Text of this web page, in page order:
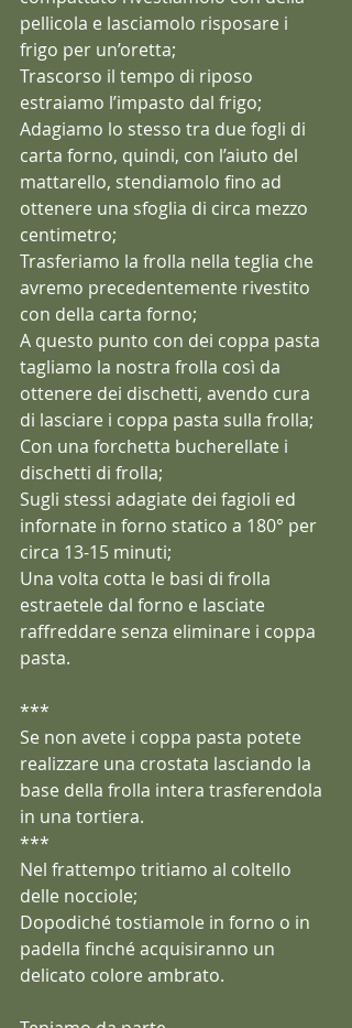
pellicola e lasciamolo risposare i
frigo per un’oretta;
Trascorso il tempo di riposo
estraiamo l’impasto dal frigo;
Adagiamo lo stesso tra due fogli di
carta forno, quindi, con l’aiuto del
mattarello, stendiamolo fino ad
ottenere una sfoglia di circa mezzo
centimetro;
Trasferiamo la frolla nella teglia che
avremo precedentemente rivestito
con della carta forno;
A questo punto con dei coppa pasta
tagliamo la nostra frolla così da
ottenere dei dischetti, avendo cura
di lasciare i coppa pasta sulla frolla;
Con una forchetta bucherellate i
dischetti di frolla;
Sugli stessi adagiate dei fagioli ed
infornate in forno statico a 180° per
circa 13-15 minuti;
Una volta cotta le basi di frolla
estraetele dal forno e lasciate
raffreddare senza eliminare i coppa
pasta.
***
Se non avete i coppa pasta potete
realizzare una crostata lasciando la
base della frolla intera trasferendola
in una tortiera.
***
Nel frattempo tritiamo al coltello
delle nocciole;
Dopodiché tostiamole in forno o in
padella finché acquisiranno un
delicato colore ambrato.